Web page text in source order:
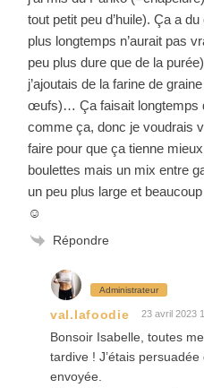
tout petit peu d’huile). Ça a
plus longtemps n’aurait pas
peu plus dure que de la
j’ajoutais de la farine de
œufs)… Ça faisait longtemps
comme ça, donc je voudrais
faire pour que ça tienne
boulettes mais un mix entre
un peu plus large et
☺️
Répondre
Administrateur
val.lafoodie 23 avril 2023
Bonsoir Isabelle, toutes
tardive ! J’étais
envoyée.